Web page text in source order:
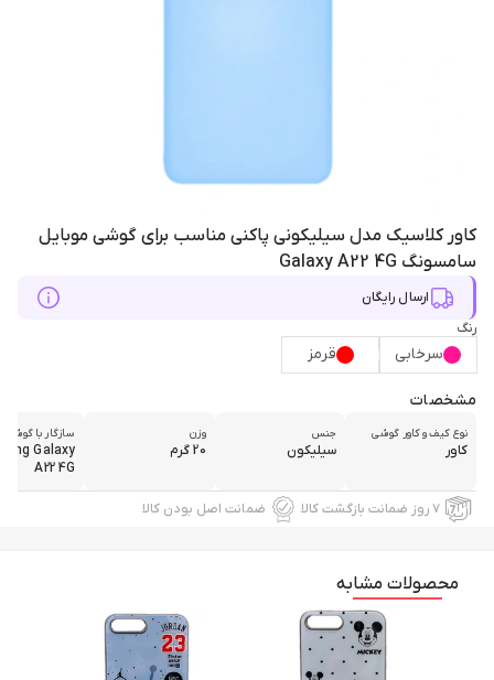
کاور کلاسیک مدل سیلیکونی پاکنی مناسب برای گوشی موبایل
سامسونگ Galaxy A22 4G
ارسال رایگان
رنگ
سرخابی قرمز
مشخصات
نوع کیف و کاور گوشی
کاور
جنس
سیلیکون
وزن
20 گرم
سازگار با گوشی
Galaxy
A22 4G
۷ روز ضمانت بازگشت کالا ضمانت اصل بودن کالا
محصولات مشابه